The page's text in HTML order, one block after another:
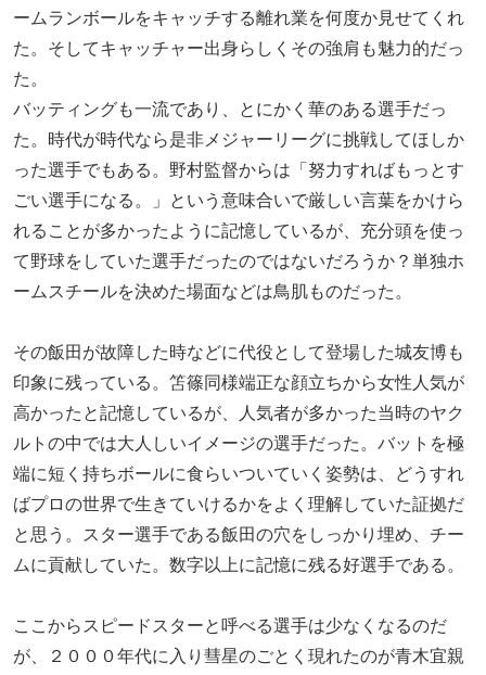
ームランボールをキャッチする離れ業を何度か見せてくれ
た。そしてキャッチャー出身らしくその強肩も魅力的だっ
た。
バッティングも一流であり、とにかく華のある選手だっ
た。時代が時代なら是非メジャーリーグに挑戦してほしか
った選手でもある。野村監督からは「努力すればもっとす
ごい選手になる。」という意味合いで厳しい言葉をかけら
れることが多かったように記憶しているが、充分頭を使っ
て野球をしていた選手だったのではないだろうか？単独ホ
ームスチールを決めた場面などは鳥肌ものだった。
その飯田が故障した時などに代役として登場した城友博も
印象に残っている。笘篠同様端正な顔立ちから女性人気が
高かったと記憶しているが、人気者が多かった当時のヤク
ルトの中では大人しいイメージの選手だった。バットを極
端に短く持ちボールに食らいついていく姿勢は、どうすれ
ばプロの世界で生きていけるかをよく理解していた証拠だ
と思う。スター選手である飯田の穴をしっかり埋め、チー
ムに貢献していた。数字以上に記憶に残る好選手である。
ここからスピードスターと呼べる選手は少なくなるのだ
が、２０００年代に入り彗星のごとく現れたのが青木宜親